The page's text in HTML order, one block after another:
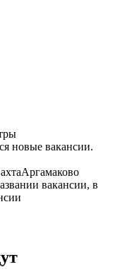
новые вакансии.
Аргамаково
вакансии, в